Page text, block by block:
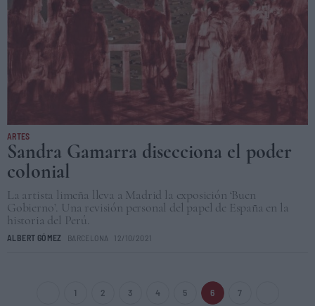
ARTES
Sandra Gamarra disecciona el poder
colonial
La artista limeña lleva a Madrid la exposición ‘Buen
Gobierno’. Una revisión personal del papel de España en la
historia del Perú.
ALBERT GÓMEZ BARCELONA 12/10/2021
1 2 3 4 5 6 7